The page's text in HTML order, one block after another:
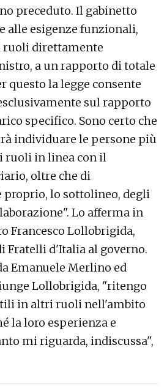
preceduto. Il gabinetto
alle esigenze funzionali,
ruoli direttamente
a un rapporto di totale
questo la legge consente
sul rapporto
specifico. Sono certo che
individuare le persone più
ruoli in linea con il
oltre che di
proprio, lo sottolineo, degli
Lo afferma in
Francesco Lollobrigida,
Fratelli d'Italia al governo.
Emanuele Merlino ed
Lollobrigida, "ritengo
in altri ruoli nell'ambito
la loro esperienza e
mi riguarda, indiscussa",